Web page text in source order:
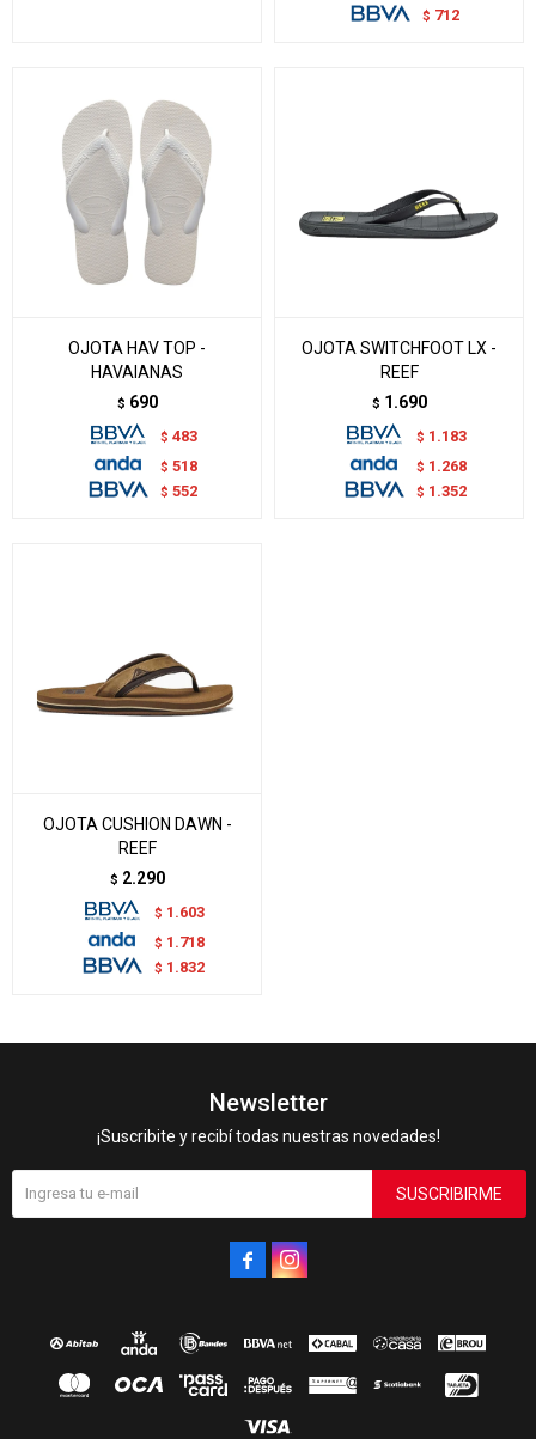
$ 712
OJOTA HAV TOP -
HAVAIANAS
$ 690
$ 483
$ 518
$ 552
OJOTA SWITCHFOOT LX -
REEF
$ 1.690
$ 1.183
$ 1.268
$ 1.352
OJOTA CUSHION DAWN -
REEF
$ 2.290
$ 1.603
$ 1.718
$ 1.832
Newsletter
¡Suscribite y recibí todas nuestras novedades!
SUSCRIBIRME
 